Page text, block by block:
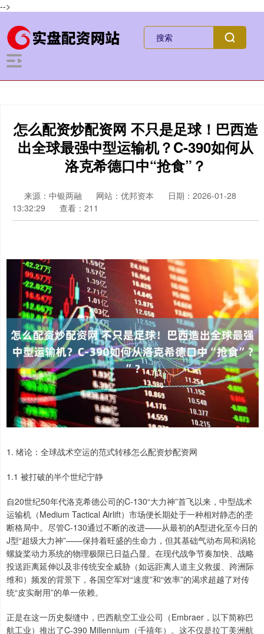
-->
怎么配资炒配资网 不只是足球！巴西造
出全球最强中型运输机？C-390如何从
洛克希德口中“抢食”？
来源：中银两融 网站：优邦资本
日期：2026-01-28
13:32:29
查看：211
1. 绪论：全球战术空运的范式转移怎么配资炒配资网
1.1 被打破的半个世纪宁静
自20世纪50年代洛克希德公司的C-130“大力神”首飞以来，中型战术
运输机（Medium Tactical Airlift）市场便长期处于一种相对静态的垄
断格局中。尽管C-130通过不断的改进——从最初的A型进化至今日的
J型“超级大力神”——保持着旺盛的生命力，但其基础气动布局和涡轮
螺旋桨动力系统的物理极限已日益凸显。在现代战争节奏加快、战略
投送距离延伸以及非传统安全威胁（如远距离人道主义救援、跨洲际
维和）频发的背景下，各国空军对“速度”和“效率”的渴求超越了对传
统“皮实耐用”的单一依赖。
正是在这一历史裂缝中，巴西航空工业公司（Embraer，以下简称巴
航工业）推出了C-390 Millennium（千禧年）。这不仅是拉丁美洲航